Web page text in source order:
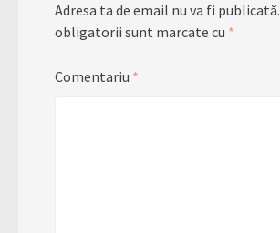
Adresa ta de email nu va fi publicată.
obligatorii sunt marcate cu *
Comentariu *